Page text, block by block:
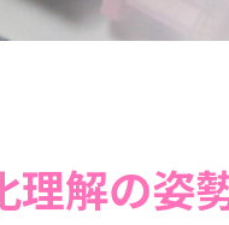
解の姿